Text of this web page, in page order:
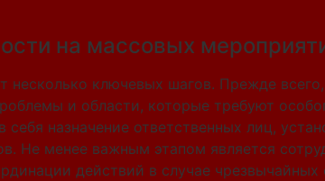
на массовых
ключевых шагов. Прежде
и области, которые требуют
назначение ответственных лиц,
Не менее важным этапом является
действий в случае чрезвычайных